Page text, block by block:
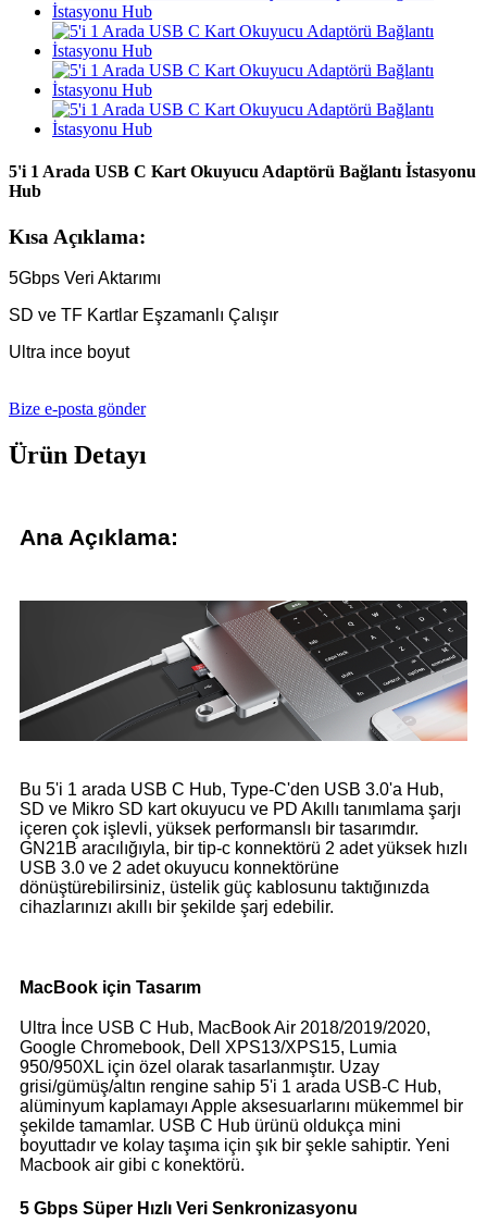
5'i 1 Arada USB C Kart Okuyucu Adaptörü Bağlantı İstasyonu
Hub
Kısa Açıklama:
5Gbps Veri Aktarımı
SD ve TF Kartlar Eşzamanlı Çalışır
Ultra ince boyut
Bize e-posta gönder
Ürün Detayı
Ana Açıklama:
Bu 5'i 1 arada USB C Hub, Type-C'den USB 3.0'a Hub,
SD ve Mikro SD kart okuyucu ve PD Akıllı tanımlama şarjı
içeren çok işlevli, yüksek performanslı bir tasarımdır.
GN21B aracılığıyla, bir tip-c konnektörü 2 adet yüksek hızlı
USB 3.0 ve 2 adet okuyucu konnektörüne
dönüştürebilirsiniz, üstelik güç kablosunu taktığınızda
cihazlarınızı akıllı bir şekilde şarj edebilir.
MacBook için Tasarım
Ultra İnce USB C Hub, MacBook Air 2018/2019/2020,
Google Chromebook, Dell XPS13/XPS15, Lumia
950/950XL için özel olarak tasarlanmıştır. Uzay
grisi/gümüş/altın rengine sahip 5'i 1 arada USB-C Hub,
alüminyum kaplamayı Apple aksesuarlarını mükemmel bir
şekilde tamamlar. USB C Hub ürünü oldukça mini
boyuttadır ve kolay taşıma için şık bir şekle sahiptir. Yeni
Macbook air gibi c konektörü.
5 Gbps Süper Hızlı Veri Senkronizasyonu